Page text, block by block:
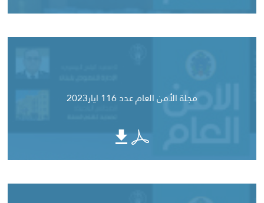
مجلة الأمن العام عدد 116 ايار2023